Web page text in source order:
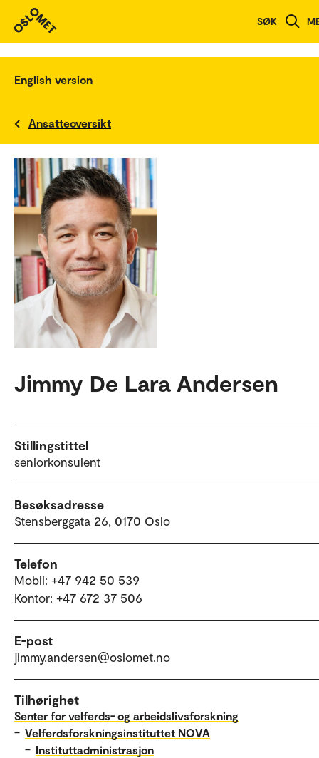
SØK
English version
Ansatteoversikt
Jimmy De Lara Andersen
Stillingstittel
seniorkonsulent
Besøksadresse
Stensberggata 26, 0170 Oslo
Telefon
Mobil: +47 942 50 539
Kontor: +47 672 37 506
E-post
jimmy.andersen@oslomet.no
Tilhørighet
Senter for velferds- og arbeidslivsforskning
– Velferdsforskningsinstituttet NOVA
– Instituttadministrasjon